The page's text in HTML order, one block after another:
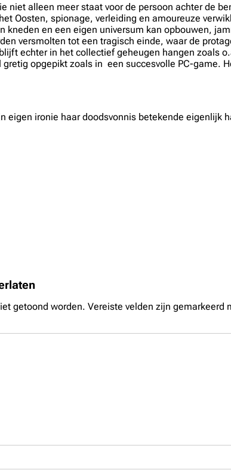
niet alleen meer staat voor de persoon achter de
Oosten, spionage, verleiding en amoureuze
kneden en een eigen universum kan opbouwen,
versmolten tot een tragisch einde, waar de
echter in het collectief geheugen hangen zoals
gretig opgepikt zoals in een succesvolle PC-game.
eigen ironie haar doodsvonnis betekende eigenlijk
getoond worden. Vereiste velden zijn gemarkeerd